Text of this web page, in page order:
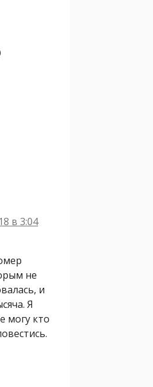
в 3:04
не
и
Я
могу кто